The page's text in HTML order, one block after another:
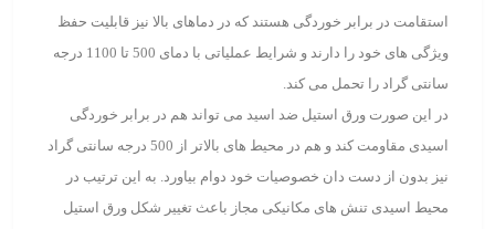
استقامت در برابر خوردگی هستند که در دماهای بالا نیز قابلیت حفظ
ویژگی های خود را دارند و شرایط عملیاتی با دمای 500 تا 1100 درجه
سانتی گراد را تحمل می کند.
در این صورت ورق استیل ضد اسید می تواند هم در برابر خوردگی
اسیدی مقاومت کند و هم در محیط های بالاتر از 500 درجه سانتی گراد
نیز بدون از دست دان خصوصیات خود دوام بیاورد. به این ترتیب در
محیط اسیدی تنش های مکانیکی مجاز باعث تغییر شکل ورق استیل